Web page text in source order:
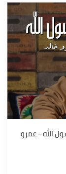
الله - عمرو